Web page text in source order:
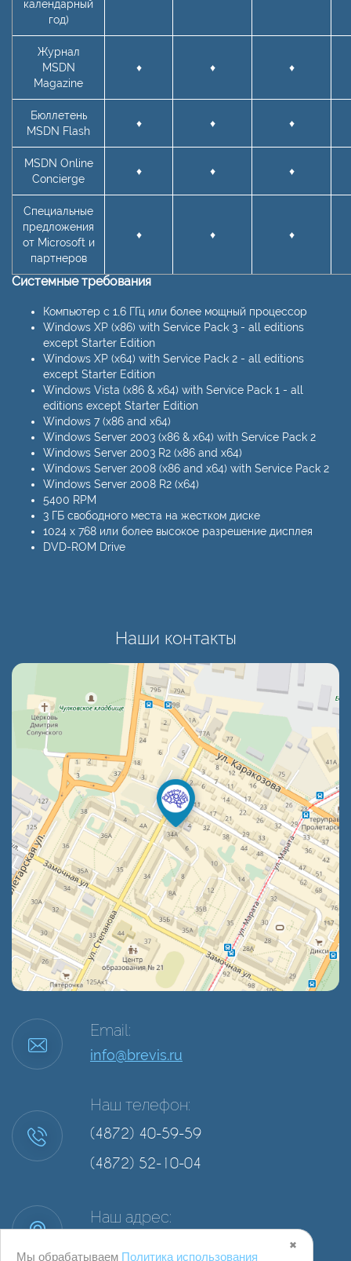
календарный
год)
Журнал
MSDN
Magazine
♦ ♦ ♦
Бюллетень
MSDN Flash
♦ ♦ ♦
MSDN Online
Concierge
♦ ♦ ♦
Специальные
предложения
от Microsoft и
партнеров
♦ ♦ ♦
Системные требования
Компьютер с 1,6 ГГц или более мощный процессор
Windows XP (x86) with Service Pack 3 - all editions
except Starter Edition
Windows XP (x64) with Service Pack 2 - all editions
except Starter Edition
Windows Vista (x86 & x64) with Service Pack 1 - all
editions except Starter Edition
Windows 7 (x86 and x64)
Windows Server 2003 (x86 & x64) with Service Pack 2
Windows Server 2003 R2 (x86 and x64)
Windows Server 2008 (x86 and x64) with Service Pack 2
Windows Server 2008 R2 (x64)
5400 RPM
3 ГБ свободного места на жестком диске
1024 x 768 или более высокое разрешение дисплея
DVD-ROM Drive
Наши контакты
Email:
info@brevis.ru
Наш телефон:
(4872) 40-59-59
(4872) 52-10-04
Наш адрес:
✖
Мы обрабатываем Политика использования